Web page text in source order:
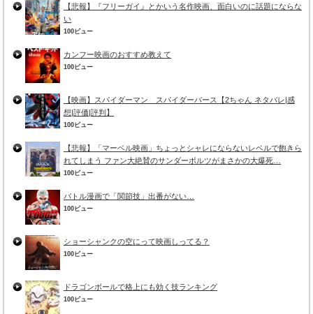
【悲報】『フリーガイ』とかいう名作映画、面白いのに話題にならな
い
100ビュー
カンフー映画のおすすめ教えて
100ビュー
【映画】スパイダーマン スパイダーバース【2ちゃん ネタバレ|感
想|評価|評判】
100ビュー
【悲報】「マーベル映画」ちょっとシャレにならないレベルで飽きら
れてしまう ファン大絶賛のサンダーボルツがまさかの大爆死…
100ビュー
バトル漫画で「関節技」出番がない…
100ビュー
ショーシャンクの空にって映画しってる？
100ビュー
ドラゴンボールで格上にも効く技ランキング
100ビュー